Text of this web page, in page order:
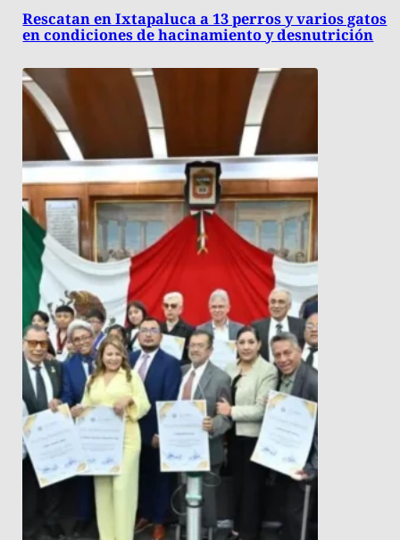
Rescatan en Ixtapaluca a 13 perros y varios gatos
en condiciones de hacinamiento y desnutrición